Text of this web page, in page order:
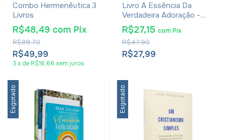
Combo Hermenêutica 3
Livros
R$49,99
R$89,70
R$48,49 com Pix
3 x de R$16,66 sem juros
Livro A Essência Da
Verdadeira Adoração -
John Macarthur
R$27,99
R$47,90
R$27,15 com Pix
Esgotado Esgotado